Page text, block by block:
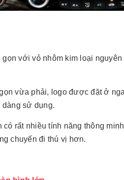
với vỏ nhôm kim loại
vừa phải, logo được đặt ở
dàng sử dụng.
có rất nhiều tính năng thông
chuyến đi thú vị hơn.